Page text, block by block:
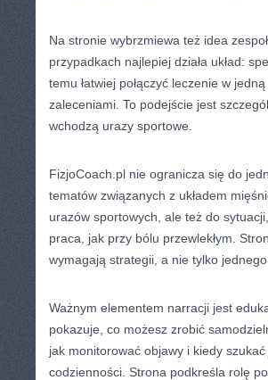
Na stronie wybrzmiewa też idea
przypadkach najlepiej działa układ:
temu łatwiej połączyć leczenie w
zaleceniami. To podejście jest
wchodzą urazy sportowe.
FizjoCoach.pl nie ogranicza się do
tematów związanych z układem
urazów sportowych, ale też do
praca, jak przy bólu przewlekłym.
wymagają strategii, a nie tylko jednego
Ważnym elementem narracji jest
pokazuje, co możesz zrobić
jak monitorować objawy i kiedy
codzienności. Strona podkreśla rolę